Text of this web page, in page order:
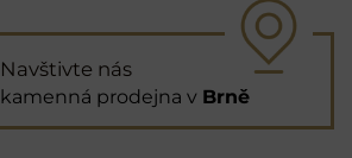
Navštivte nás
kamenná prodejna v Brně